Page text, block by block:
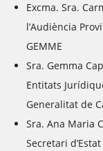
Excma. Sra.
l’Audiència
GEMME
Sra. Gemma
Entitats
Generalitat de
Sra. Ana Maria
Secretari